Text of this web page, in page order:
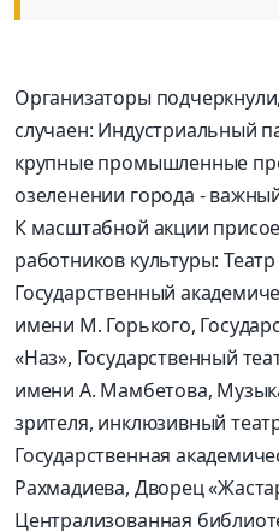
Организаторы
случаен: Индустриальный
крупные промышленные
озеленении города -
К масштабной акции
работников культуры:
Государственный
имени М. Горького,
«Наз», Государственный
имени А. Мамбетова,
зрителя, инклюзивный
Государственная
Рахмадиева, Дворец
Централизованная